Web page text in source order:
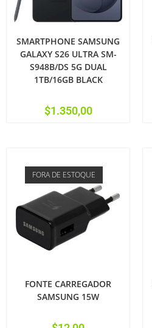
SMARTPHONE SAMSUNG
GALAXY S26 ULTRA SM-
S948B/DS 5G DUAL
1TB/16GB BLACK
$1.350,00
FORA DE ESTOQUE
FONTE CARREGADOR
SAMSUNG 15W